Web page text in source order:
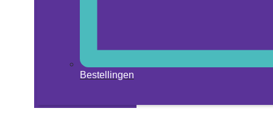
Bestellingen